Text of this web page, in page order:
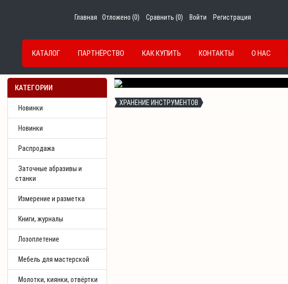
Главная Отложено (0) Сравнить (0) Войти Регистрация
КАТАЛОГ ПАРТНЁРСТВО КАК КУПИТЬ КОНТАКТЫ О НАС
КАТЕГОРИИ
Новинки
Новинки
Распродажа
Заточные абразивы и
станки
Измерение и разметка
Книги, журналы
Лозоплетение
Мебель для мастерской
Молотки, киянки, отвёртки
Previous
ХРАНЕНИЕ ИНСТРУМЕНТОВ